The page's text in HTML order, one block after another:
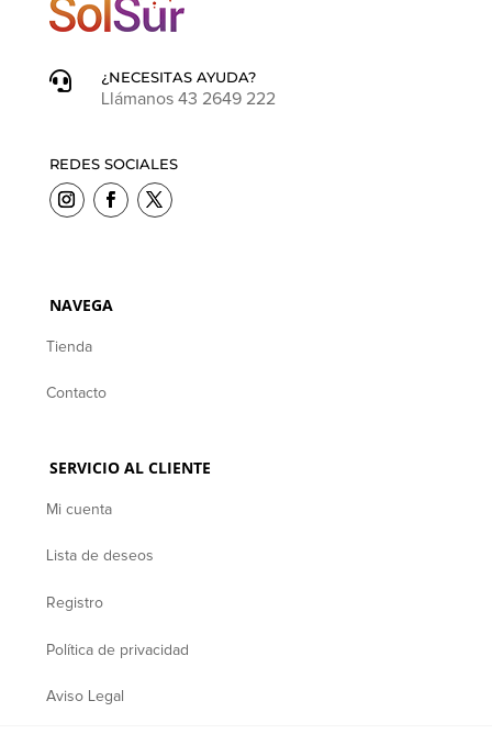

¿NECESITAS AYUDA?
Llámanos 43 2649 222
REDES SOCIALES
NAVEGA
Tienda
Contacto
SERVICIO AL CLIENTE
Mi cuenta
Lista de deseos
Registro
Política de privacidad
Aviso Legal